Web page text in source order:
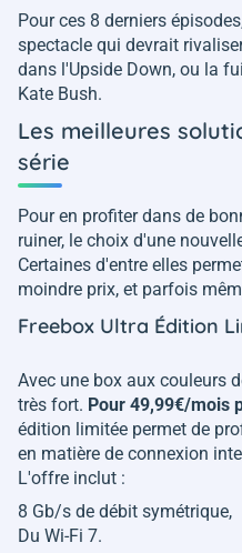
Pour ces 8 derniers
spectacle qui devrait
dans l'Upside Down, ou la
Kate Bush.
Les meilleures
série
Pour en profiter dans de
ruiner, le choix d'une
Certaines d'entre elles
moindre prix, et parfois
Freebox Ultra Édition
Avec une box aux couleurs
très fort. Pour 49,99€/mois
édition limitée permet de
en matière de connexion
L'offre inclut :
8 Gb/s de débit symétrique,
Du Wi-Fi 7.